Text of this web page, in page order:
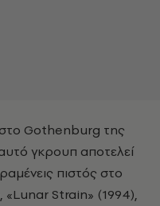
Gothenburg της
γκρουπ αποτελεί
πιστός στο
Strain» (1994),